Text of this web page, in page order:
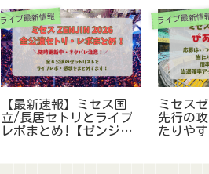
ライブ最新情報
【最新速報】ミセス国
立/長居セトリとライブ
レポまとめ!【ゼンジン
ライブ最新情
ミセス
先行の
たりや